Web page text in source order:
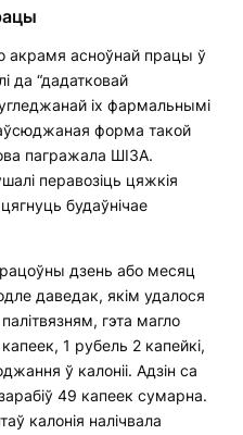
акрамя асноўнай працы ў
да “дадатковай
іх фармальнымі
форма такой
пагражала ШІЗА.
перавозіць цяжкія
будаўнічае
дзень або месяц
даведак, якім удалося
гэта магло
1 рубель 2 капейкі,
ў калоніі. Адзін са
49 капеек сумарна.
калонія налічвала